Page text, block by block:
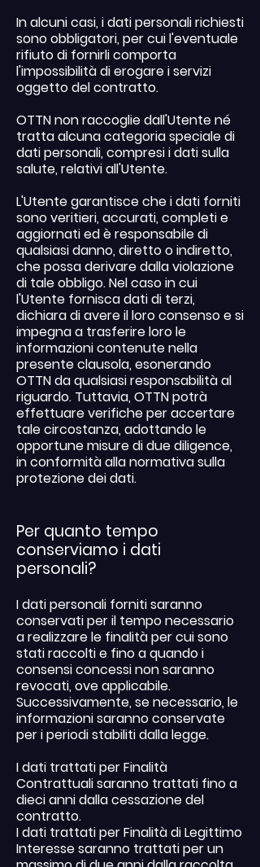
In alcuni casi, i dati personali richiesti
sono obbligatori, per cui l'eventuale
rifiuto di fornirli comporta
l'impossibilità di erogare i servizi
oggetto del contratto.
OTTN non raccoglie dall'Utente né
tratta alcuna categoria speciale di
dati personali, compresi i dati sulla
salute, relativi all'Utente.
L'Utente garantisce che i dati forniti
sono veritieri, accurati, completi e
aggiornati ed è responsabile di
qualsiasi danno, diretto o indiretto,
che possa derivare dalla violazione
di tale obbligo. Nel caso in cui
l'Utente fornisca dati di terzi,
dichiara di avere il loro consenso e si
impegna a trasferire loro le
informazioni contenute nella
presente clausola, esonerando
OTTN da qualsiasi responsabilità al
riguardo. Tuttavia, OTTN potrà
effettuare verifiche per accertare
tale circostanza, adottando le
opportune misure di due diligence,
in conformità alla normativa sulla
protezione dei dati.
Per quanto tempo
conserviamo i dati
personali?
I dati personali forniti saranno
conservati per il tempo necessario
a realizzare le finalità per cui sono
stati raccolti e fino a quando i
consensi concessi non saranno
revocati, ove applicabile.
Successivamente, se necessario, le
informazioni saranno conservate
per i periodi stabiliti dalla legge.
I dati trattati per Finalità
Contrattuali saranno trattati fino a
dieci anni dalla cessazione del
contratto.
I dati trattati per Finalità di Legittimo
Interesse saranno trattati per un